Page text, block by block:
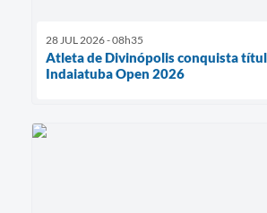
28 JUL 2026 - 08h35
Atleta de Divinópolis conquista
Indaiatuba Open 2026